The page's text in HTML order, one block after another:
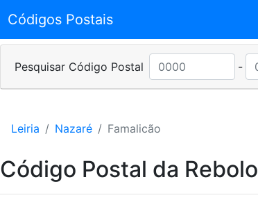
Códigos Postais
Pesquisar Código Postal -
Leiria Nazaré Famalicão
Código Postal da Rebolo